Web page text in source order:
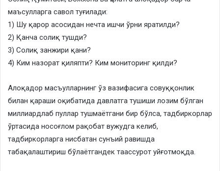
маъсулларга савол туғилади:
1) Шу қарор асосидан нечта ишчи ўрни яратилди?
2) Қанча солиқ тушди?
3) Солиқ занжири қани?
4) Ким назорат қиляпти? Ким мониторинг қилди?
Алоқадор масъулларнинг ўз вазифасига совуққонлик
билан қараши оқибатида давлатга тушиши лозим бўлган
миллиардлаб пуллар тушмаётгани бир бўлса, тадбиркорлар
ўртасида носоғлом рақобат вужудга келиб,
тадбиркорларга нисбатан сунъий равишда
табақалаштириш бўлаётгандек таассурот уйғотмоқда.